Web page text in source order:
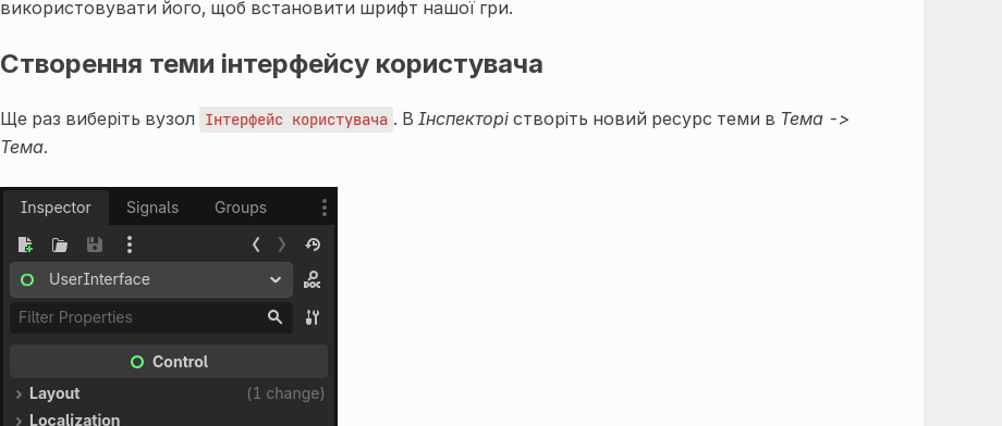
використовувати його, щоб встановити шрифт нашої гри.
Створення теми інтерфейсу користувача
Ще раз виберіть вузол Інтерфейс користувача . В Інспекторістворіть новий ресурс теми в Тема ->
Тема.